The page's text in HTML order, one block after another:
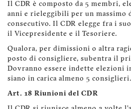
Il CDR è composto da 5 membri,
anni e rieleggibili per un massimo
consecutivo. Il CDR elegge fra i
il Vicepresidente e il Tesoriere.
Qualora, per dimissioni o altra
posto di consigliere, subentra il
Dovranno essere indette elezioni
siano in carica almeno 5 consiglieri.
Art. 18 Riunioni del CDR